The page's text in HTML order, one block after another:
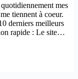
mes
tiennent à coeur.
derniers meilleurs
rapide : Le site…